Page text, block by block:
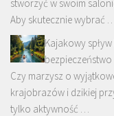
stworzyć w swoim
Aby skutecznie wybrać …
Kajakowy
bezpieczeństwo
Czy marzysz o
krajobrazów i dzikiej
tylko aktywność …